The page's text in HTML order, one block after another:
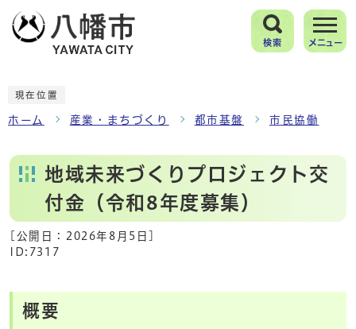
検索 メニュー
現在位置
ホーム 産業・まちづくり 都市基盤 市民協働
地域未来づくりプロジェクト交
付金（令和8年度募集）
[公開日： 2026年8月5日
ID:7317
概要